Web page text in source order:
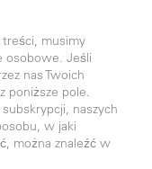
musimy
osobowe. Jeśli
nas Twoich
poniższe pole.
naszych
w jaki
można znaleźć w